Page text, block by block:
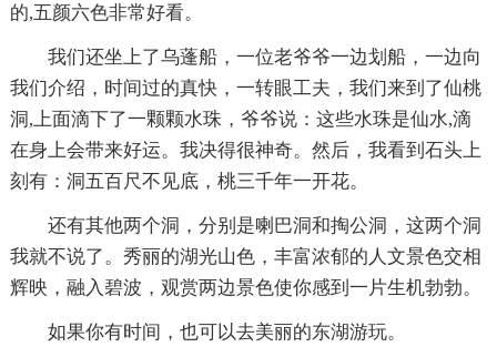
的,五颜六色非常好看。
我们还坐上了乌蓬船，一位老爷爷一边划船，一边向
我们介绍，时间过的真快，一转眼工夫，我们来到了仙桃
洞,上面滴下了一颗颗水珠，爷爷说：这些水珠是仙水,滴
在身上会带来好运。我决得很神奇。然后，我看到石头上
刻有：洞五百尺不见底，桃三千年一开花。
还有其他两个洞，分别是喇巴洞和掏公洞，这两个洞
我就不说了。秀丽的湖光山色，丰富浓郁的人文景色交相
辉映，融入碧波，观赏两边景色使你感到一片生机勃勃。
如果你有时间，也可以去美丽的东湖游玩。